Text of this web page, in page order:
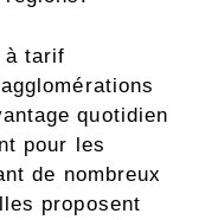
à tarif
quotidien
pour les
de nombreux
proposent